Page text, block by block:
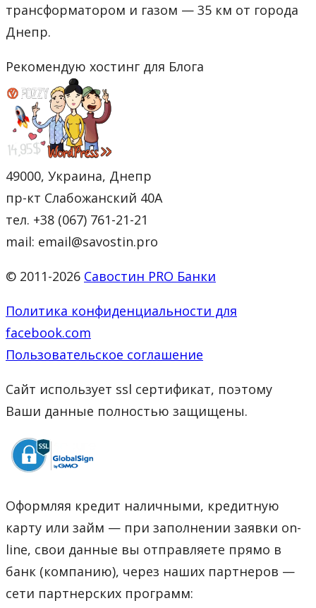
трансформатором и газом — 35 км от города
Днепр.
Рекомендую хостинг для Блога
49000, Украина, Днепр
пр-кт Слабожанский 40А
тел. +38 (067) 761-21-21
mail: email@savostin.pro
© 2011-2026 Савостин PRO Банки
Политика конфиденциальности для
facebook.com
Пользовательское соглашение
Сайт использует ssl сертификат, поэтому
Ваши данные полностью защищены.
Оформляя кредит наличными, кредитную
карту или займ — при заполнении заявки on-
line, свои данные вы отправляете прямо в
банк (компанию), через наших партнеров —
сети партнерских программ: